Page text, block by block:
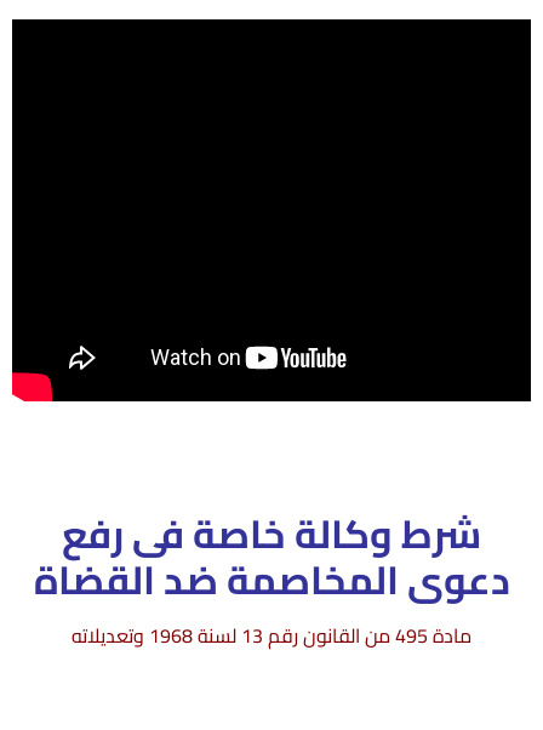
شرط وكالة خاصة فى رفع
دعوى المخاصمة ضد القضاة
مادة 495 من القانون رقم 13 لسنة 1968 وتعديلاته